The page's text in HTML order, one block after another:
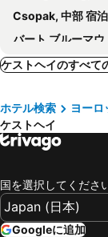
Csopak, 中部 宿
バート ブルーマウ, シュタイア
Badacsonytomaj, 中
Balatonszemes, 南
Lenti, Western
Zirc, 中部 宿泊施設
ブカ, Western
ヘーヴィーズ, Western
ジョール, Western
ケストヘイのすべて
ホテル検索 ヨーロ
ケストヘイ
国を選択してくださ
Googleに追加